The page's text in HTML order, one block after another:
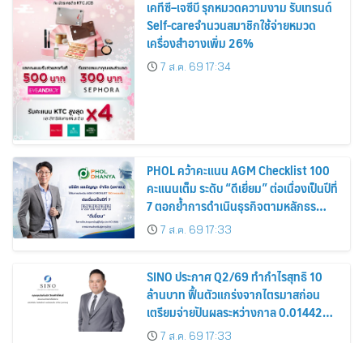
เคทีซี–เจซีบี รุกหมวดความงาม รับเทรนด์
Self-careจำนวนสมาชิกใช้จ่ายหมวด
เครื่องสำอางเพิ่ม 26%
7 ส.ค. 69 17:34
PHOL คว้าคะแนน AGM Checklist 100
คะแนนเต็ม ระดับ “ดีเยี่ยม” ต่อเนื่องเป็นปีที่
7 ตอกย้ำการดำเนินธุรกิจตามหลักธร
รมาภิบาล โปร่งใส สร้างความเชื่อมั่นผู้ถือ
หุ้น
7 ส.ค. 69 17:33
SINO ประกาศ Q2/69 ทำกำไรสุทธิ 10
ล้านบาท ฟื้นตัวแกร่งจากไตรมาสก่อน
เตรียมจ่ายปันผลระหว่างกาล 0.014423
บาทต่อหุ้น ครึ่งปีหลังมุ่งเติบโตต่อเนื่อง
7 ส.ค. 69 17:33